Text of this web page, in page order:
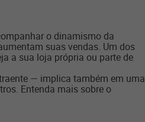
o dinamismo da
suas vendas. Um dos
a sua loja própria ou parte de
— implica também em uma
Entenda mais sobre o